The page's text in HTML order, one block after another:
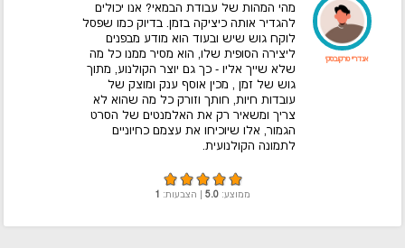
אנדריי טרקובסקי
מהי המהות של עבודת הבמאי? אנו יכולים
להגדיר אותה כיציקה בזמן. בדיוק כמו שפסל
לוקח גוש שיש ובעוד הוא מודע מבפנים
ליצירה הסופית שלו, הוא מסיר ממנו כל מה
שלא שייך אליו - כך גם יוצר הקולנוע, מתוך
גוש של זמן , מכין אוסף ענק ומוצק של
עובדות חיות, חותך וזורק כל מה שהוא לא
צריך ומשאיר רק את האלמנטים של הסרט
הגמור, אלו שיוכיחו את עצמם כחיוניים
לתמונה הקולנועית.
ממוצע: 5.0 | הצבעות: 1